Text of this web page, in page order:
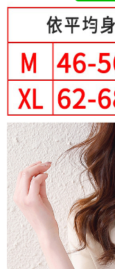
1.分期款項不併入電信帳
醒簡訊。
2.透過簡訊連結打開帳單
帳／街口支付／iPASS
【注意事項】
1.本服務係由「台灣大哥
用戶於交易時，得透過本
買賣價金債權讓與本公司
2.基於同意付款使用「大
資料（包含姓名、電話或
由本公司與您本人進行分
3.完整用戶服務條款，請
【「AFTEE先享後付」結
１．於結帳方式選擇「
結帳頁面，進行簡訊認證
３．收到繳費通知簡訊後
ATM／網路銀行／等多元
※ 請注意：結帳手續完成
購買商品的店家。未經商
後付繳納相關費用。
※ 交易是否成功請以「
是否繳費成功／繳費後需
客戶支援中心」https://
【注意事項】
１．透過由恩沛科技股份
易，需依本服務之必要範
權轉讓予恩沛科技股份有限
２．關於個人資料處理事
https://aftee.tw/terms/
３．未成年的使用者請事
「AFTEE先享後付」，若
運送方式
全家付款取貨
每筆NT$80，滿
付款後全家取貨
每筆NT$80，滿
萊爾富取貨付款
每筆NT$80，滿
付款後萊爾富取貨
每筆NT$80，滿
7-11付款取貨
每筆NT$80，滿
付款後7-11取貨